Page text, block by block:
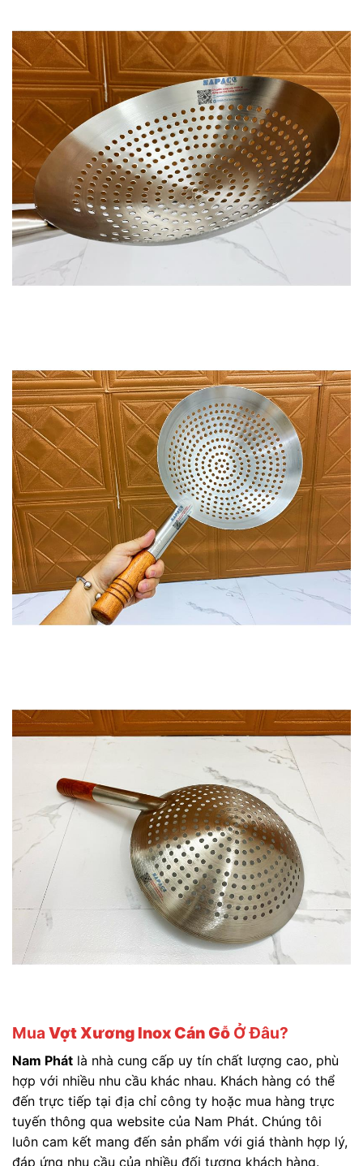
Mua Vợt Xương Inox Cán Gỗ Ở Đâu?
Nam Phát là nhà cung cấp uy tín chất lượng cao, phù
hợp với nhiều nhu cầu khác nhau. Khách hàng có thể
đến trực tiếp tại địa chỉ công ty hoặc mua hàng trực
tuyến thông qua website của Nam Phát. Chúng tôi
luôn cam kết mang đến sản phẩm với giá thành hợp lý,
đáp ứng nhu cầu của nhiều đối tượng khách hàng.